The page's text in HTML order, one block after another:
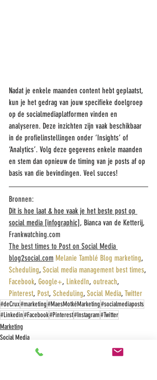
Nadat je enkele maanden content hebt geplaatst,
kun je het gedrag van jouw specifieke doelgroep
op de socialmediaplatformen vinden en
analyseren. Deze inzichten zijn vaak beschikbaar
in de profielinstellingen onder ‘Insights’ of
‘Analytics’. Volg deze gegevens enkele maanden
en stem dan opnieuw de timing van je posts af op
basis van die bevindingen. Veel succes!
Bronnen:
Dit is hoe laat & hoe vaak je het beste post op
social media [infographic], Bianca van de Ketterij,
Frankwatching.com
The best times to Post on Social Media
blog2social.com Melanie Tamblé Blog marketing,
Scheduling, Social media management best times,
Facebook, Google+, LinkedIn, outreach,
Pinterest, Post, Scheduling, Social Media, Twitter
#deCrux#marketing#MaesMotkéMarketing#socialmediaposts
#Linkedin#Facebook#Pinterest#Instagram#Twitter
Marketing
Social Media
Marketing tactiek